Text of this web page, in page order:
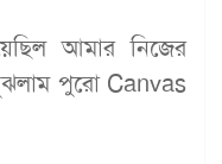
আমার নিজের
পুরো Canvas